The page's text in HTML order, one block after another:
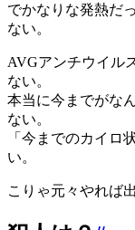
でかなりな発熱だ
ない。
AVGアンチウイル
ない。
本当に今までがな
ない。
「今までのカイロ
い。
こりゃ元々やれば